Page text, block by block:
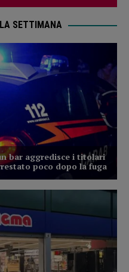
SETTIMANA